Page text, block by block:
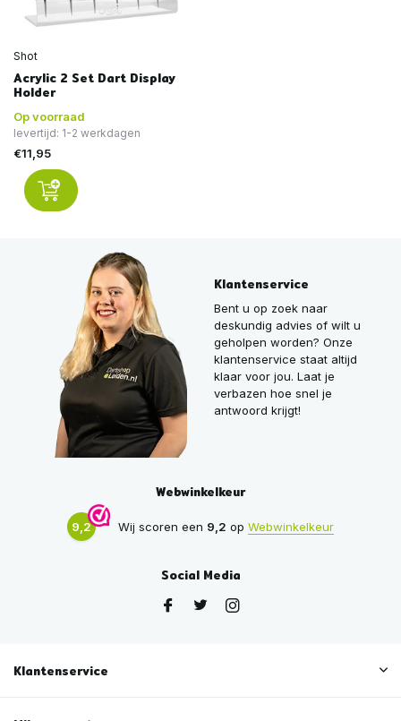
Shot
Acrylic 2 Set Dart Display
Holder
Op voorraad
levertijd: 1-2 werkdagen
€11,95
Klantenservice
Bent u op zoek naar
deskundig advies of wilt u
geholpen worden? Onze
klantenservice staat altijd
klaar voor jou. Laat je
verbazen hoe snel je
antwoord krijgt!
Webwinkelkeur
9,2 Wij scoren een 9,2 op Webwinkelkeur
Social Media
Klantenservice